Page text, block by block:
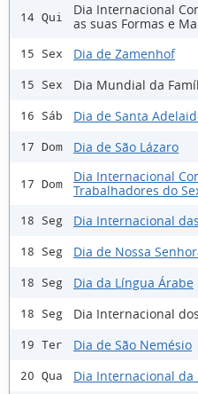
14 Qui
Dia Internacional
as suas Formas e
15 Sex Dia de Zamenhof
15 Sex Dia Mundial da
16 Sáb Dia de Santa
17 Dom Dia de São Lázaro
17 Dom
Dia Internacional
Trabalhadores do
18 Seg Dia Internacional
18 Seg Dia de Nossa
18 Seg Dia da Língua Árabe
18 Seg Dia Internacional
19 Ter Dia de São Nemésio
20 Qua Dia Internacional